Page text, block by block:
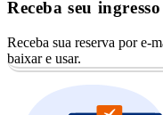
Receba seu
Receba sua reserva por e-
baixar e usar.